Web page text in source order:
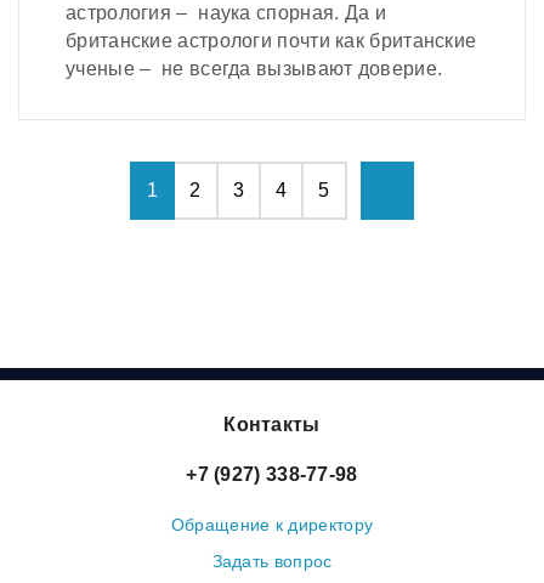
астрология – наука спорная. Да и
британские астрологи почти как британские
ученые – не всегда вызывают доверие.
1 2 3 4 5
Контакты
+7 (927) 338-77-98
Обращение к директору
Задать вопрос